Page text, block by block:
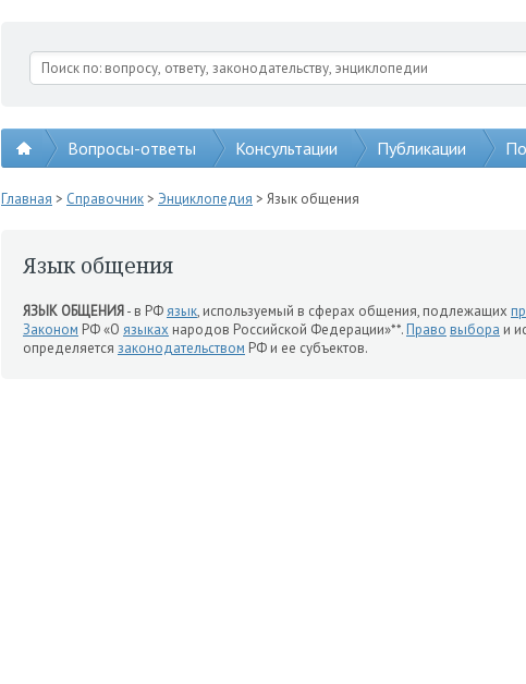
Вопросы-ответы Консультации Публикации
Главная > Справочник> Энциклопедия > Язык общения
Язык общения
ЯЗЫК ОБЩЕНИЯ- в РФязык, используемый в сферах общения, подлежащих
Законом РФ «О языках народов Российской Федерации»**.Право выбора и
определяется законодательством РФ и ее субъектов.